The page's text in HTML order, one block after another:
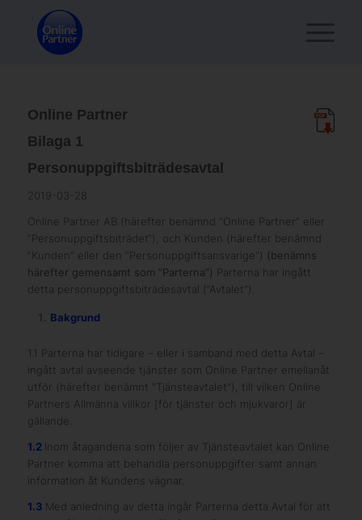
Online Partner
Bilaga 1
Personuppgiftsbiträdesavtal
2019-03-28
Online Partner AB (härefter benämnd “Online Partner” eller
“Personuppgiftsbiträdet“), och
Kunden (härefter benämnd
“Kunden” eller den “Personuppgiftsansvarige“) (benämns
härefter gemensamt som ”Parterna”) Parterna har ingått
detta personuppgiftsbiträdesavtal (”Avtalet”).
Bakgrund
1.1 Parterna har tidigare – eller i samband med detta Avtal –
ingått avtal avseende tjänster som Online Partner emellanåt
utför (härefter benämnt ”Tjänsteavtalet”), till vilken Online
Partners Allmänna villkor [för tjänster och mjukvaror] är
gällande.
1.2 Inom åtagandena som följer av Tjänsteavtalet kan Online
Partner komma att behandla personuppgifter samt annan
information åt Kundens vägnar.
1.3 Med anledning av detta ingår Parterna detta Avtal för att